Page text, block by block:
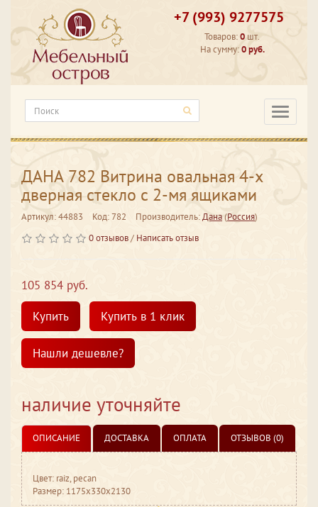
+7 (993) 9277575
Товаров:0 шт.
На сумму:0 руб.
ДАНА 782 Витрина овальная 4-х
дверная стекло с 2-мя ящиками
Артикул: 44883 Код: 782 Производитель:Дана(Россия)
0 отзывов/ Написать отзыв
105 854 руб.
Купить
Купить в 1 клик
Нашли дешевле?
наличие уточняйте
ОПИСАНИЕ ДОСТАВКА ОПЛАТА ОТЗЫВОВ (0)
Цвет: raiz, pecan
Размер: 1175x330x2130